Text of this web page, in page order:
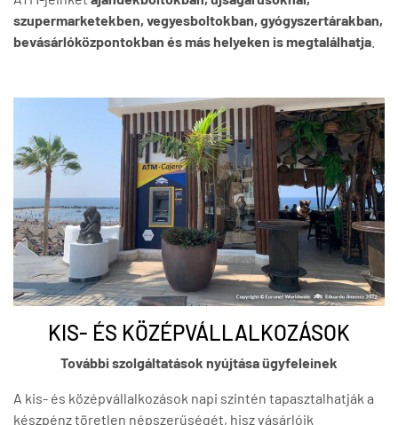
szupermarketekben, vegyesboltokban, gyógyszertárakban,
bevásárlóközpontokban és más helyeken is megtalálhatja
KIS- ÉS KÖZÉPVÁLLALKOZÁSOK
További szolgáltatások nyújtása ügyfeleinek
A kis- és középvállalkozások napi szintén tapasztalhatják a
készpénz töretlen népszerűségét, hisz vásárlóik